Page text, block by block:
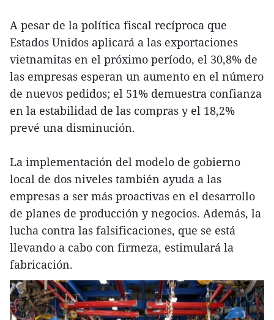
A pesar de la política fiscal recíproca que
Estados Unidos aplicará a las exportaciones
vietnamitas en el próximo período, el 30,8% de
las empresas esperan un aumento en el número
de nuevos pedidos; el 51% demuestra confianza
en la estabilidad de las compras y el 18,2%
prevé una disminución.
La implementación del modelo de gobierno
local de dos niveles también ayuda a las
empresas a ser más proactivas en el desarrollo
de planes de producción y negocios. Además, la
lucha contra las falsificaciones, que se está
llevando a cabo con firmeza, estimulará la
fabricación.